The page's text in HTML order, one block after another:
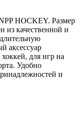
HOCKEY. Размер
из качественной и
аксессуар
для игр на
Удобно
и